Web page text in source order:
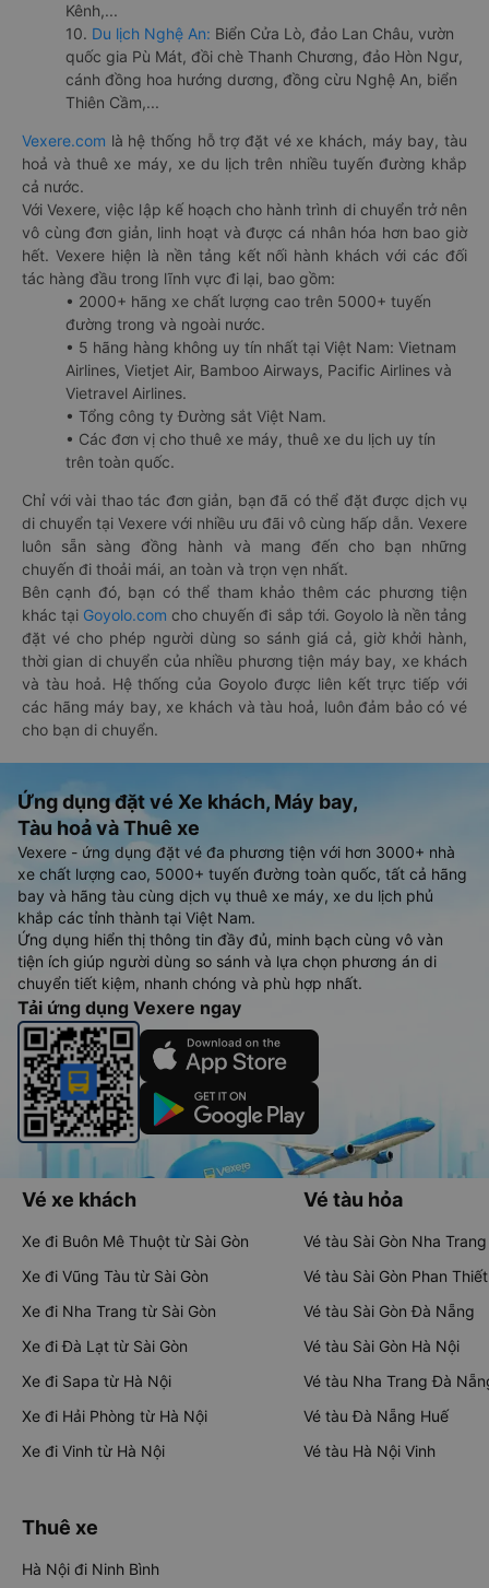
Kênh,...
10. Du lịch Nghệ An: Biển Cửa Lò, đảo Lan Châu, vườn
quốc gia Pù Mát, đồi chè Thanh Chương, đảo Hòn Ngư,
cánh đồng hoa hướng dương, đồng cừu Nghệ An, biển
Thiên Cầm,...
Vexere.com là hệ thống hỗ trợ đặt vé xe khách, máy bay, tàu
hoả và thuê xe máy, xe du lịch trên nhiều tuyến đường khắp
cả nước.
Với Vexere, việc lập kế hoạch cho hành trình di chuyển trở nên
vô cùng đơn giản, linh hoạt và được cá nhân hóa hơn bao giờ
hết. Vexere hiện là nền tảng kết nối hành khách với các đối
tác hàng đầu trong lĩnh vực đi lại, bao gồm:
• 2000+ hãng xe chất lượng cao trên 5000+ tuyến
đường trong và ngoài nước.
• 5 hãng hàng không uy tín nhất tại Việt Nam: Vietnam
Airlines, Vietjet Air, Bamboo Airways, Pacific Airlines và
Vietravel Airlines.
• Tổng công ty Đường sắt Việt Nam.
• Các đơn vị cho thuê xe máy, thuê xe du lịch uy tín
trên toàn quốc.
Chỉ với vài thao tác đơn giản, bạn đã có thể đặt được dịch vụ
di chuyển tại Vexere với nhiều ưu đãi vô cùng hấp dẫn. Vexere
luôn sẵn sàng đồng hành và mang đến cho bạn những
chuyến đi thoải mái, an toàn và trọn vẹn nhất.
Bên cạnh đó, bạn có thể tham khảo thêm các phương tiện
khác tại Goyolo.com cho chuyến đi sắp tới. Goyolo là nền tảng
đặt vé cho phép người dùng so sánh giá cả, giờ khởi hành,
thời gian di chuyển của nhiều phương tiện máy bay, xe khách
và tàu hoả. Hệ thống của Goyolo được liên kết trực tiếp với
các hãng máy bay, xe khách và tàu hoả, luôn đảm bảo có vé
cho bạn di chuyển.
Ứng dụng đặt vé Xe khách, Máy bay,
Tàu hoả và Thuê xe
Vexere - ứng dụng đặt vé đa phương tiện với hơn 3000+ nhà
xe chất lượng cao, 5000+ tuyến đường toàn quốc, tất cả hãng
bay và hãng tàu cùng dịch vụ thuê xe máy, xe du lịch phủ
khắp các tỉnh thành tại Việt Nam.
Ứng dụng hiển thị thông tin đầy đủ, minh bạch cùng vô vàn
tiện ích giúp người dùng so sánh và lựa chọn phương án di
chuyển tiết kiệm, nhanh chóng và phù hợp nhất.
Tải ứng dụng Vexere ngay
Vé xe khách
Xe đi Buôn Mê Thuột từ Sài Gòn
Xe đi Vũng Tàu từ Sài Gòn
Xe đi Nha Trang từ Sài Gòn
Xe đi Đà Lạt từ Sài Gòn
Xe đi Sapa từ Hà Nội
Xe đi Hải Phòng từ Hà Nội
Xe đi Vinh từ Hà Nội
Vé tàu hỏa
Vé tàu Sài Gòn Nha Trang
Vé tàu Sài Gòn Phan Thiết
Vé tàu Sài Gòn Đà Nẵng
Vé tàu Sài Gòn Hà Nội
Vé tàu Nha Trang Đà
Vé tàu Đà Nẵng Huế
Vé tàu Hà Nội Vinh
Thuê xe
Hà Nội đi Ninh Bình